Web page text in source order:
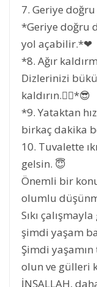
7. Geriye
*Geriye doğru
yol açabilir.*❤
*8. Ağır
Dizlerinizi
kaldırın.🏋‍♀*😎
*9. Yataktan
birkaç dakika
10. Tuvalette
gelsin. 😇
Önemli bir
olumlu
Sıkı
şimdi yaşam
Şimdi yaşamın
olun ve gülleri
İNŞALLAH,